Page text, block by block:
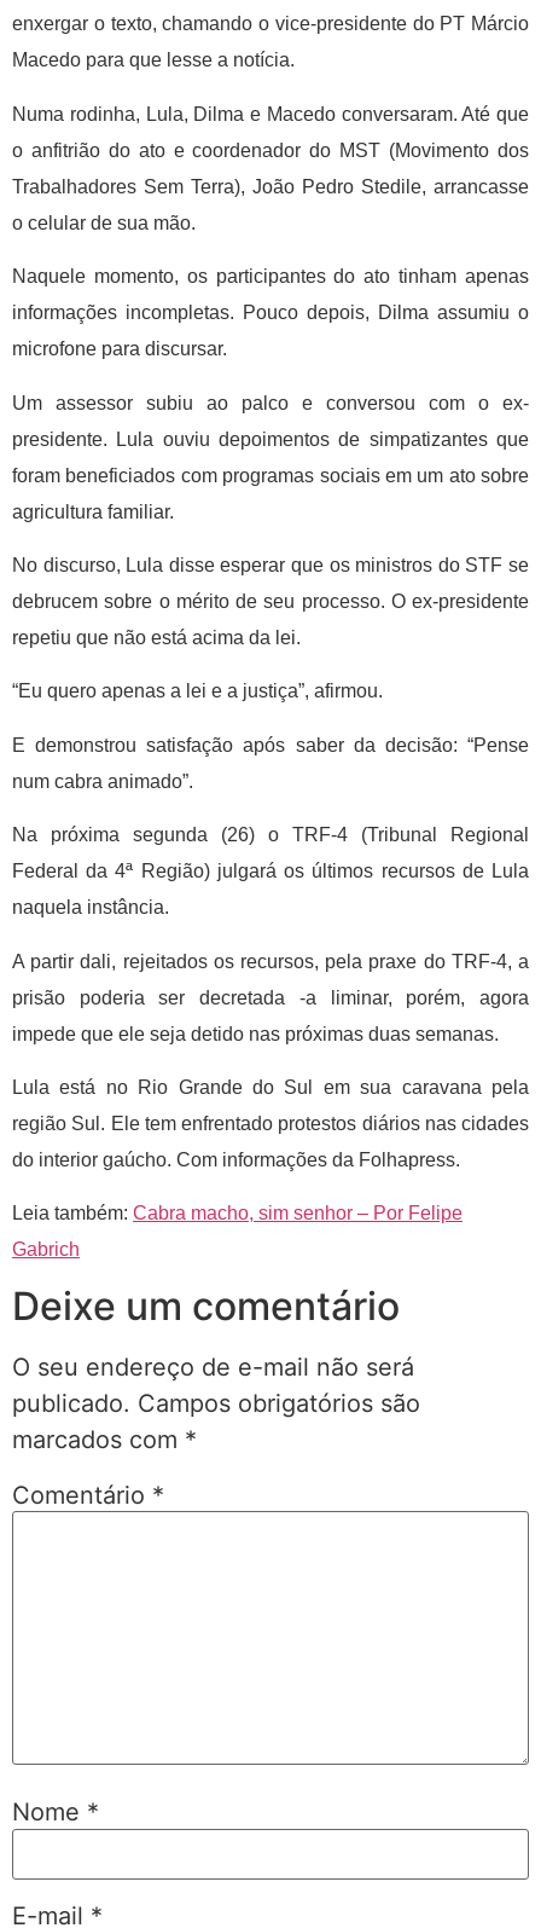
enxergar o texto, chamando o vice-presidente do PT Márcio
Macedo para que lesse a notícia.
Numa rodinha, Lula, Dilma e Macedo conversaram. Até que
o anfitrião do ato e coordenador do MST (Movimento dos
Trabalhadores Sem Terra), João Pedro Stedile, arrancasse
o celular de sua mão.
Naquele momento, os participantes do ato tinham apenas
informações incompletas. Pouco depois, Dilma assumiu o
microfone para discursar.
Um assessor subiu ao palco e conversou com o ex-
presidente. Lula ouviu depoimentos de simpatizantes que
foram beneficiados com programas sociais em um ato sobre
agricultura familiar.
No discurso, Lula disse esperar que os ministros do STF se
debrucem sobre o mérito de seu processo. O ex-presidente
repetiu que não está acima da lei.
“Eu quero apenas a lei e a justiça”, afirmou.
E demonstrou satisfação após saber da decisão: “Pense
num cabra animado”.
Na próxima segunda (26) o TRF-4 (Tribunal Regional
Federal da 4ª Região) julgará os últimos recursos de Lula
naquela instância.
A partir dali, rejeitados os recursos, pela praxe do TRF-4, a
prisão poderia ser decretada -a liminar, porém, agora
impede que ele seja detido nas próximas duas semanas.
Lula está no Rio Grande do Sul em sua caravana pela
região Sul. Ele tem enfrentado protestos diários nas cidades
do interior gaúcho. Com informações da Folhapress.
Leia também: Cabra macho, sim senhor – Por Felipe
Gabrich
Deixe um comentário
O seu endereço de e-mail não será
publicado. Campos obrigatórios são
marcados com *
Comentário *
Nome *
E-mail *